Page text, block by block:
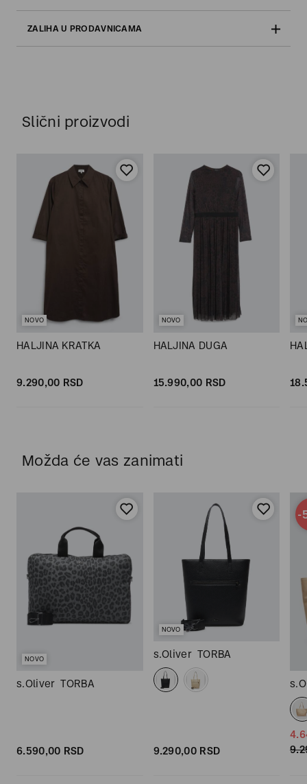
ZALIHA U PRODAVNICAMA
Slični proizvodi
NOVO
HALJINA KRATKA
9.290,00 RSD
NOVO
HALJINA DUGA
15.990,00 RSD
Možda će vas zanimati
NOVO
s.Oliver TORBA
6.590,00 RSD
NOVO
s.Oliver TORBA
9.290,00 RSD
-